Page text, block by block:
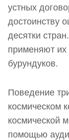
Как
аудиофайле
Удаление
настройкам
устных
достоинству
десятки
применяют их
бурундуков.
Поведение
космическом
космической
помощью